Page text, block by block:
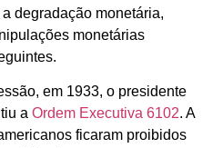
degradação monetária,
monetárias
em 1933, o presidente
a Ordem Executiva 6102. A
ficaram proibidos